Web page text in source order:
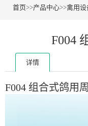
首页>>产品中心>>禽用设
F004
详情
F004 组合式鸽用